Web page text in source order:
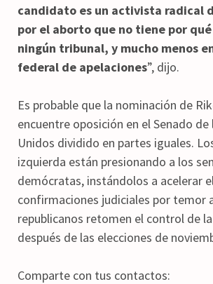
candidato es un activista radical
por el aborto que no tiene por
ningún tribunal, y mucho menos
federal de apelaciones”, dijo.
Es probable que la nominación de
encuentre oposición en el Senado
Unidos dividido en partes iguales.
izquierda están presionando a los
demócratas, instándolos a acelerar
confirmaciones judiciales por temor
republicanos retomen el control de
después de las elecciones de
Comparte con tus contactos: